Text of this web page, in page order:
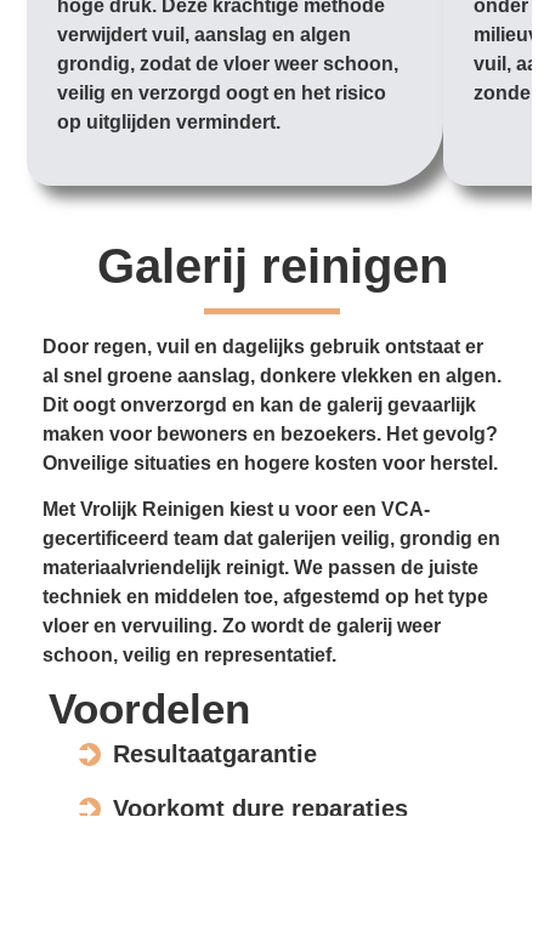
hoge druk. Deze krachtige methode
verwijdert vuil, aanslag en algen
grondig, zodat de vloer weer schoon,
veilig en verzorgd oogt en het risico
op uitglijden vermindert.
onder
vuil,
zonder
Galerij reinigen
Door regen, vuil en dagelijks gebruik ontstaat er
al snel groene aanslag, donkere vlekken en algen.
Dit oogt onverzorgd en kan de galerij gevaarlijk
maken voor bewoners en bezoekers. Het gevolg?
Onveilige situaties en hogere kosten voor herstel.
Met Vrolijk Reinigen kiest u voor een VCA-
gecertificeerd team dat galerijen veilig, grondig en
materiaalvriendelijk reinigt. We passen de juiste
techniek en middelen toe, afgestemd op het type
vloer en vervuiling. Zo wordt de galerij weer
schoon, veilig en representatief.
Voordelen
Resultaatgarantie
Voorkomt dure reparaties